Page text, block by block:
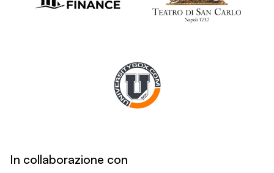
In collaborazione con